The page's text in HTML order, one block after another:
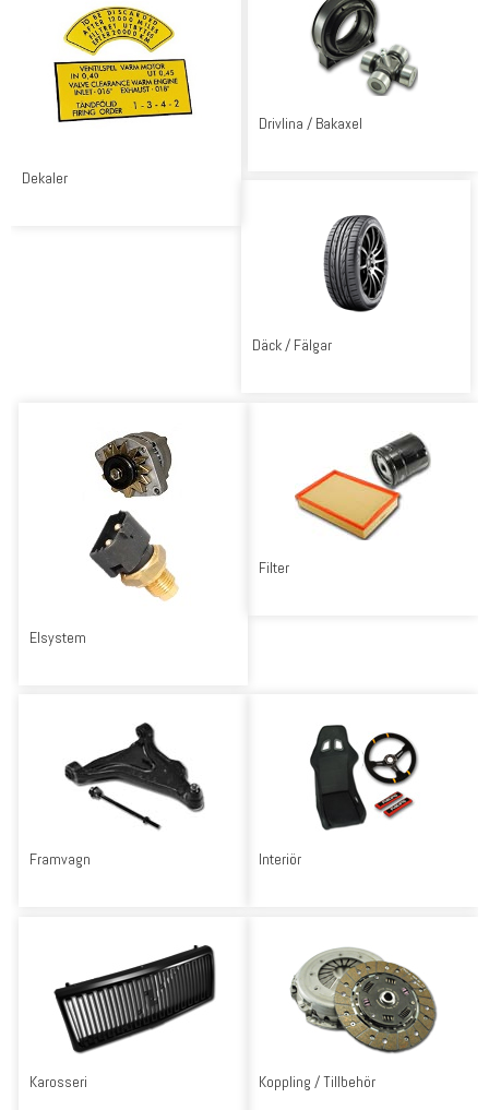
Dekaler
Drivlina / Bakaxel
Däck / Fälgar
Elsystem
Filter
Framvagn Interiör
Karosseri Koppling / Tillbehör